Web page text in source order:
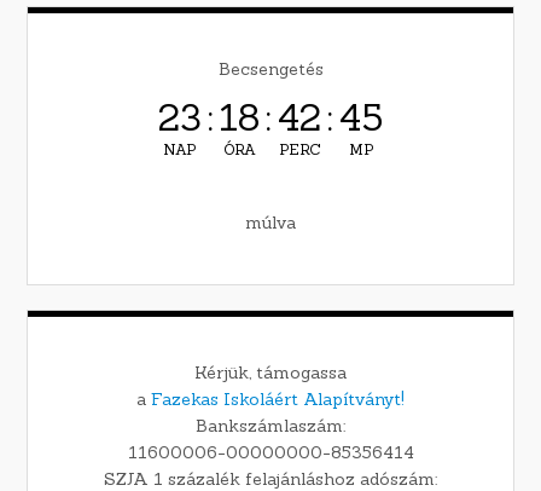
Becsengetés
23
NAP
:18
ÓRA
:42
PERC
:44
MP
múlva
Kérjük, támogassa
a Fazekas Iskoláért Alapítványt!
Bankszámlaszám:
11600006-00000000-85356414
SZJA 1 százalék felajánláshoz adószám: